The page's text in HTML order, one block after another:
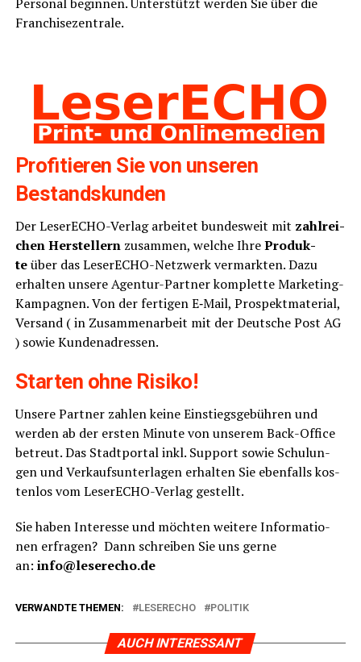
Franchisezentrale.
Pro­fi­tie­ren Sie von unse­ren
Bestandskunden
Der Lese­r­ECHO-Ver­lag arbei­tet bun­des­weit mit zahl­rei­
chen Her­stel­lernzusam­men, wel­che IhrePro­duk­
teüber das Lese­r­ECHO-Netz­werk ver­mark­ten. Dazu
erhal­ten unse­re Agen­tur-Part­ner kom­plet­te Mar­ke­ting-
Kam­pa­gnen. Von der fer­ti­gen E‑Mail, Pro­spekt­ma­te­ri­al,
Ver­sand ( in Zusam­men­ar­beit mit der Deut­sche Post AG
) sowie Kundenadressen.
Star­ten ohne Risiko!
Unse­re Part­ner zah­len kei­ne Ein­stiegs­ge­büh­ren und
wer­den ab der ers­ten Minu­te von unse­rem Back-Office
betreut. Das Stadt­por­tal inkl. Sup­port sowie Schu­lun­
gen und Ver­kaufs­un­ter­la­gen erhal­ten Sie eben­falls kos­
ten­los vom Lese­r­ECHO-Ver­lag gestellt.
Sie haben Inter­es­se und möch­ten wei­te­re Infor­ma­tio­
nen erfra­gen? Dann schrei­ben Sie uns ger­ne
an: info@leserecho.de
VERWANDTE THEMEN: LESERECHO POLITIK
AUCH INTERESSANT